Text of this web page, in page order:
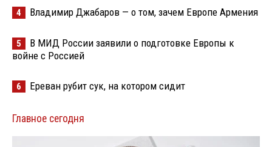
4 Владимир Джабаров — о том, зачем Европе Армения
5
В МИД России заявили о подготовке Европы к
войне с Россией
6 Ереван рубит сук, на котором сидит
Главное сегодня